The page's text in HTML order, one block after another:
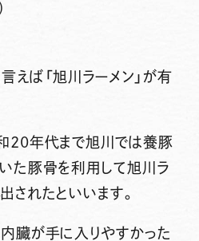
えば「旭川ラーメン」が有
20年代まで旭川では養豚
た豚骨を利用して旭川ラ
されたといいます。
臓が手に入りやすかった